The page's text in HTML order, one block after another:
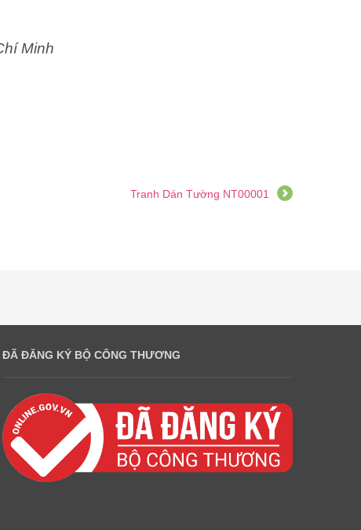
Minh
Tranh Dán Tường NT00001
ĐÃ ĐĂNG KÝ BỘ CÔNG THƯƠNG